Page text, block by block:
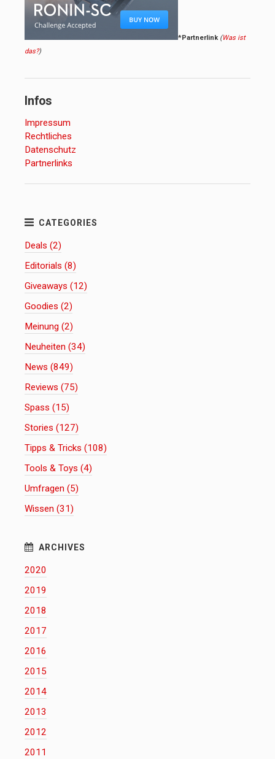
*Partnerlink (Was ist
das?)
Infos
Impressum
Rechtliches
Datenschutz
Partnerlinks
Deals (2)
Editorials (8)
Giveaways (12)
Goodies (2)
Meinung (2)
Neuheiten (34)
News (849)
Reviews (75)
Spass (15)
Stories (127)
Tipps & Tricks (108)
Tools & Toys (4)
Umfragen (5)
Wissen (31)
2020
2019
2018
2017
2016
2015
2014
2013
2012
2011